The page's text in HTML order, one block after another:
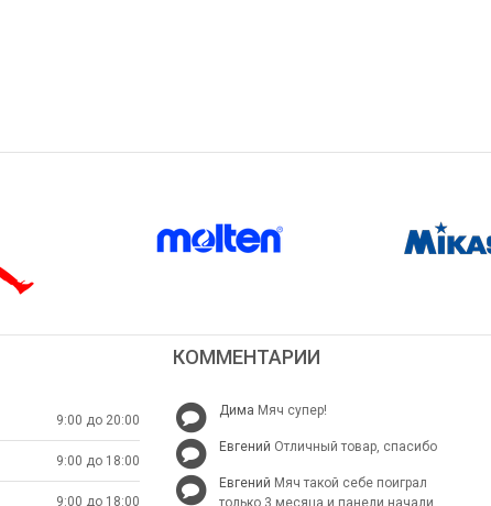
9:00 до 20:00
9:00 до 18:00
9:00 до 18:00
КОММЕНТАРИИ
Дима Мяч супер!
Евгений Отличный товар, спасибо
Евгений Мяч такой себе поиграл
только 3 месяца и панели начали